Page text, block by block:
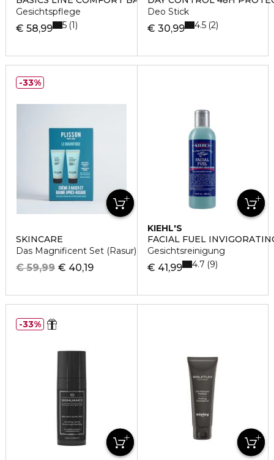
Gesichtspflege
€ 58,99 5 1
Deo Stick
€ 30,99 4.5 2
SKINCARE
Das Magnificent Set (Rasur)
€ 40,19
€ 59,99
33%
KIEHL'S
FACIAL FUEL
Gesichtsreinigung
€ 41,99 4.7 9
33%